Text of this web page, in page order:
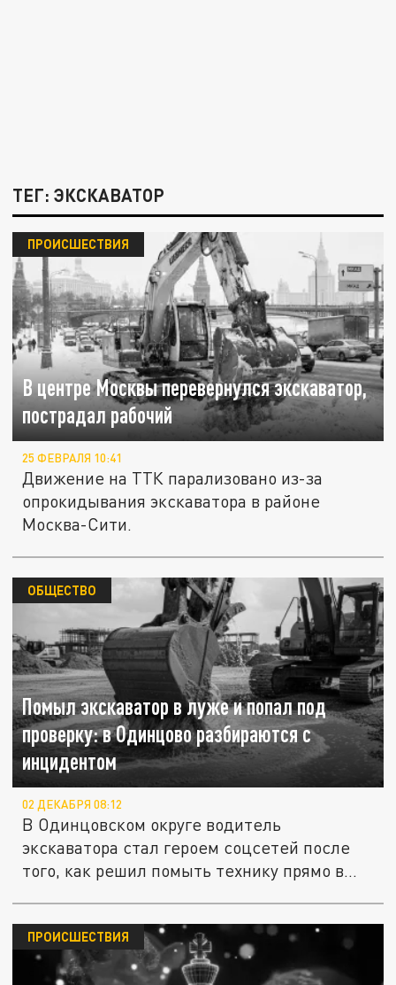
ТЕГ: ЭКСКАВАТОР
В центре Москвы перевернулся экскаватор,
пострадал рабочий
ПРОИСШЕСТВИЯ
25 ФЕВРАЛЯ 10:41
Движение на ТТК парализовано из-за
опрокидывания экскаватора в районе
Москва-Сити.
Помыл экскаватор в луже и попал под
проверку: в Одинцово разбираются с
инцидентом
ОБЩЕСТВО
02 ДЕКАБРЯ 08:12
В Одинцовском округе водитель
экскаватора стал героем соцсетей после
того, как решил помыть технику прямо в...
ПРОИСШЕСТВИЯ